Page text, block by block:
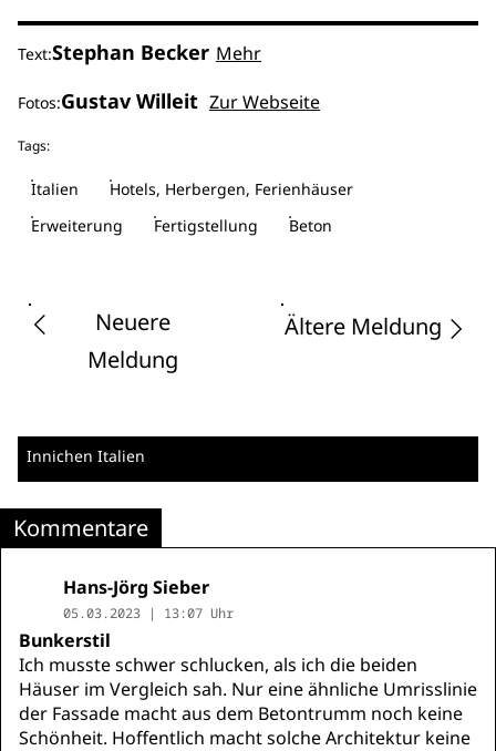
Text:Stephan Becker Mehr
Fotos:Gustav Willeit Zur Webseite
Tags:
Italien
Hotels, Herbergen, Ferienhäuser
Erweiterung
Fertigstellung Beton
Neuere
Meldung
Ältere Meldung
Innichen Italien
Kommentare
Hans-Jörg Sieber
05.03.2023 | 13:07 Uhr
Bunkerstil
Ich musste schwer schlucken, als ich die beiden
Häuser im Vergleich sah. Nur eine ähnliche Umrisslinie
der Fassade macht aus dem Betontrumm noch keine
Schönheit. Hoffentlich macht solche Architektur keine